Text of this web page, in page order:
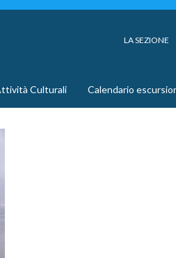
LA SEZIONE
Culturali Calendario